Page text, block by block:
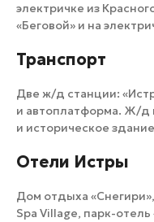
электричке из
«Беговой» и на
Транспорт
Две ж/д станции:
и автоплатформа. Ж/д
и историческое
Отели Истры
Дом отдыха «Снегири»,
Spa Village, парк-